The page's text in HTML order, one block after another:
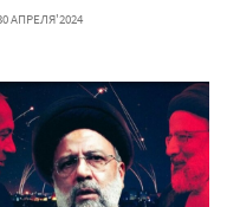
АПРЕЛЯ'2024